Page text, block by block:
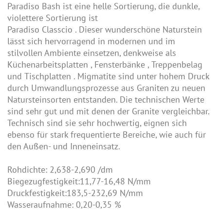
Paradiso Bash ist eine helle Sortierung, die dunkle,
violettere Sortierung ist
Paradiso Classcio . Dieser wunderschöne Naturstein
lässt sich hervorragend in modernen und im
stilvollen Ambiente einsetzen, denkweise als
Küchenarbeitsplatten , Fensterbänke , Treppenbelag
und Tischplatten . Migmatite sind unter hohem Druck
durch Umwandlungsprozesse aus Graniten zu neuen
Natursteinsorten entstanden. Die technischen Werte
sind sehr gut und mit denen der Granite vergleichbar.
Technisch sind sie sehr hochwertig, eignen sich
ebenso für stark frequentierte Bereiche, wie auch für
den Außen- und Inneneinsatz.
Rohdichte: 2,638-2,690 /dm
Biegezugfestigkeit:11,77-16,48 N/mm
Druckfestigkeit:183,5-232,69 N/mm
Wasseraufnahme: 0,20-0,35 %